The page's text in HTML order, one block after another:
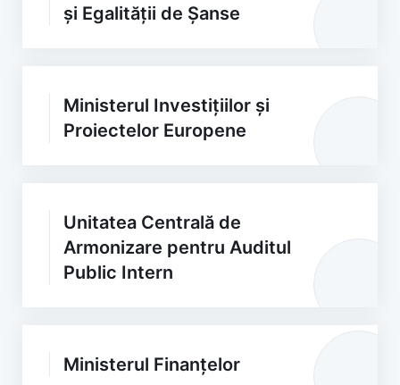
și Egalității de Șanse
Ministerul Investițiilor și
Proiectelor Europene
Unitatea Centrală de
Armonizare pentru Auditul
Public Intern
Ministerul Finanțelor